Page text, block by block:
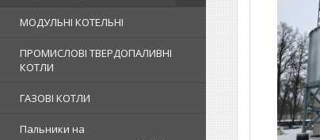
МОДУЛЬНІ КОТЕЛЬНІ
ПРОМИСЛОВІ ТВЕРДОПАЛИВНІ
КОТЛИ
ГАЗОВІ КОТЛИ
Пальники на